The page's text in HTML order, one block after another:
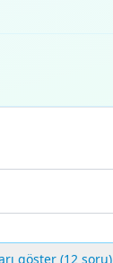
göster (12 soru)